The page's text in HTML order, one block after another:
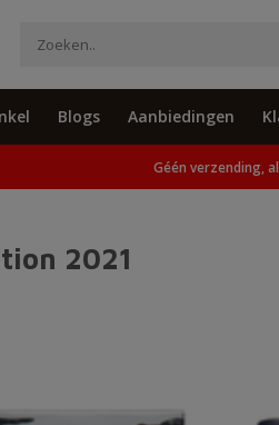
Blogs Aanbiedingen
Geen verzending, alleen
Géén verzending,
2021